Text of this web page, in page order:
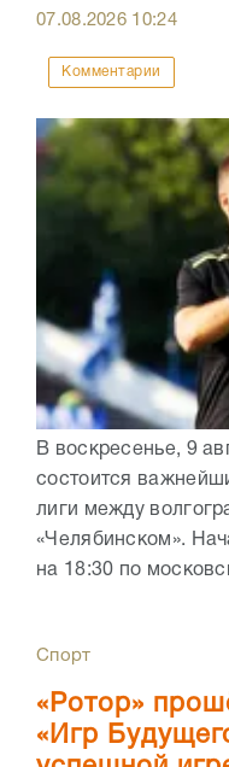
07.08.2026 10:24
Комментарии
В воскресенье, 9
состоится
лиги между
«Челябинском».
на 18:30 по
Спорт
«Ротор»
«Игр